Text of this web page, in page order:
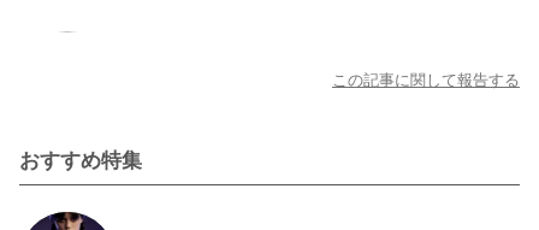
この記事に関して報告する
おすすめ特集